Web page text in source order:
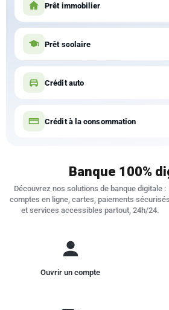
Prêt immobilier
Prêt scolaire
Crédit auto
Crédit à la consommation
Banque 100%
Découvrez nos solutions de banque digitale :
comptes en ligne, cartes, paiements sécurisés
et services accessibles partout, 24h/24.
Ouvrir un compte